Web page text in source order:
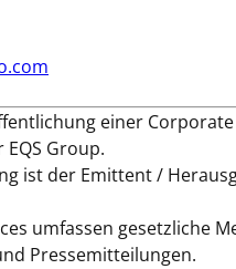
einer
EQS Group.
ist der Emittent /
umfassen gesetzliche
Pressemitteilungen.